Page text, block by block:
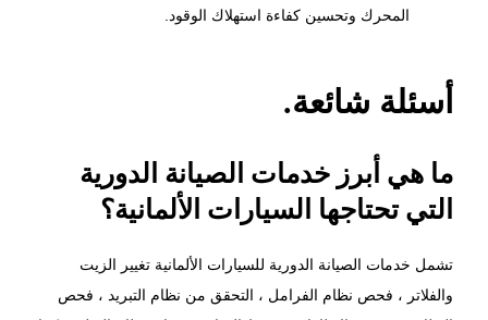
المحرك وتحسين كفاءة استهلاك الوقود.
أسئلة شائعة.
ما هي أبرز خدمات الصيانة الدورية
التي تحتاجها السيارات الألمانية؟
تشمل خدمات الصيانة الدورية للسيارات الألمانية تغيير الزيت
والفلاتر ، فحص نظام الفرامل ، التحقق من نظام التبريد ، فحص